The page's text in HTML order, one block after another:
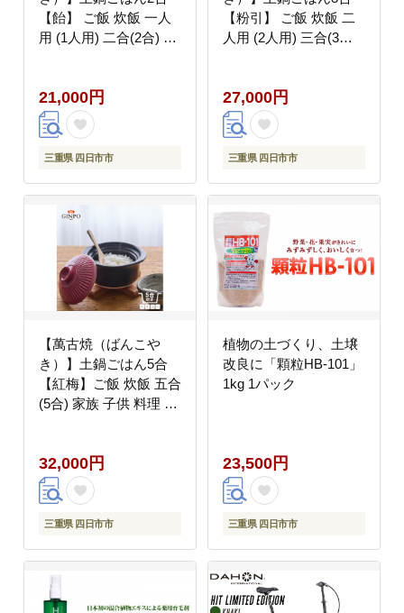
【飴】 ご飯 炊飯 一人
用 (1人用) 二合(2合) 家
めOK】(2合 1.2L 計量
カップ不要 火加減簡
単) 菊花 銀峯 GINPO
21,000円
三重県 四日市市
【粉引】 ご飯 炊飯 二
人用 (2人用) 三合(3合)
めOK】(3合 1.8L 計量
カップ不要 火加減簡
単) 菊花 銀峯 GINPO
27,000円
三重県 四日市市
【萬古焼（ばんこや
き）】土鍋ごはん5合
【紅梅】ご飯 炊飯 五合
(5合) 家族 子供 料理 贈
計量 カップ不要 火加減
簡単) 菊花 銀峯 GINPO
32,000円
三重県 四日市市
植物の土づくり、土壌
改良に「顆粒HB-101」
1kg 1パック
23,500円
三重県 四日市市